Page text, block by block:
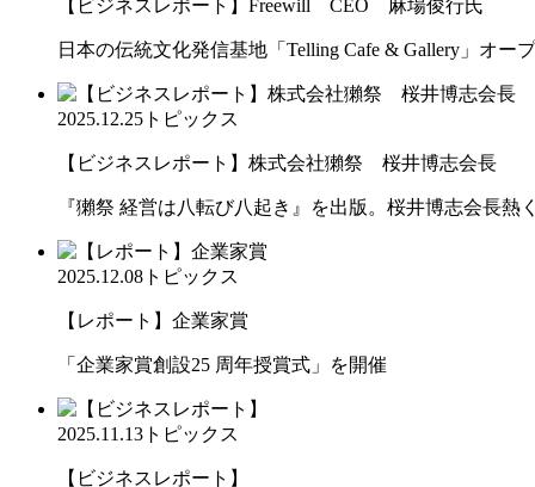
【ビジネスレポート】Freewill CEO 麻場俊行氏
日本の伝統文化発信基地「Telling Cafe & Gallery」オー
2025.12.25 トピックス
【ビジネスレポート】株式会社獺祭 桜井博志会長
『獺祭 経営は八転び八起き』を出版。桜井博志会長熱
2025.12.08 トピックス
【レポート】企業家賞
「企業家賞創設25 周年授賞式」を開催
2025.11.13 トピックス
【ビジネスレポート】